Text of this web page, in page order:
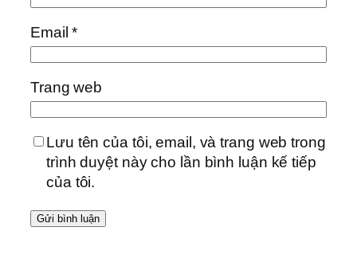
Email*
Trang web
Lưu tên của tôi, email, và trang web trong
trình duyệt này cho lần bình luận kế tiếp
của tôi.